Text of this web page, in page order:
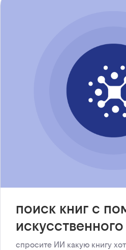
поиск книг с
спросите ИИ какую книгу